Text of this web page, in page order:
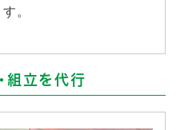
。
組立を代行